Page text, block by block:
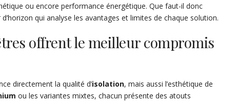
ou encore performance énergétique. Que faut-il donc
qui analyse les avantages et limites de chaque solution.
offrent le meilleur compromis
directement la qualité d’isolation, mais aussi l’esthétique de
ou les variantes mixtes, chacun présente des atouts